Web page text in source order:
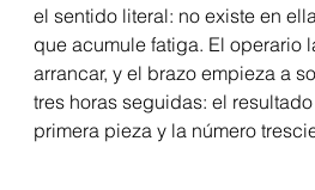
el sentido literal: no existe en
que acumule fatiga. El operario
arrancar, y el brazo empieza a
tres horas seguidas: el
primera pieza y la número